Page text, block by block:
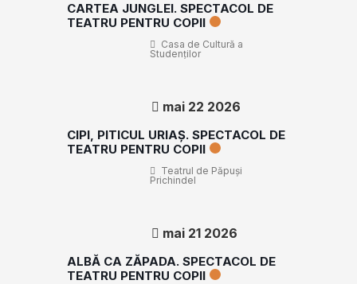
CARTEA JUNGLEI. SPECTACOL DE
TEATRU PENTRU COPII
Casa de Cultură a
Studenților
mai 22 2026
CIPI, PITICUL URIAȘ. SPECTACOL DE
TEATRU PENTRU COPII
Teatrul de Păpuşi
Prichindel
mai 21 2026
ALBĂ CA ZĂPADA. SPECTACOL DE
TEATRU PENTRU COPII